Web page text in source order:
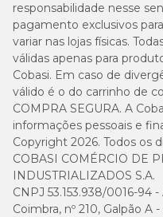
responsabilidade nesse
pagamento exclusivos
variar nas lojas físicas.
válidas apenas para
Cobasi. Em caso de
válido é o do carrinho de
COMPRA SEGURA. A
informações pessoais e
Copyright 2026. Todos os
COBASI COMÉRCIO DE
INDUSTRIALIZADOS S.A.
CNPJ 53.153.938/0016-94
Coimbra, nº 210, Galpão A